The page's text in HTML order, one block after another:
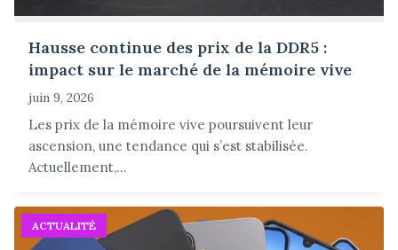
Hausse continue des prix de la DDR5 :
impact sur le marché de la mémoire vive
juin 9, 2026
Les prix de la mémoire vive poursuivent leur
ascension, une tendance qui s’est stabilisée.
Actuellement,...
ACTUALITÉ